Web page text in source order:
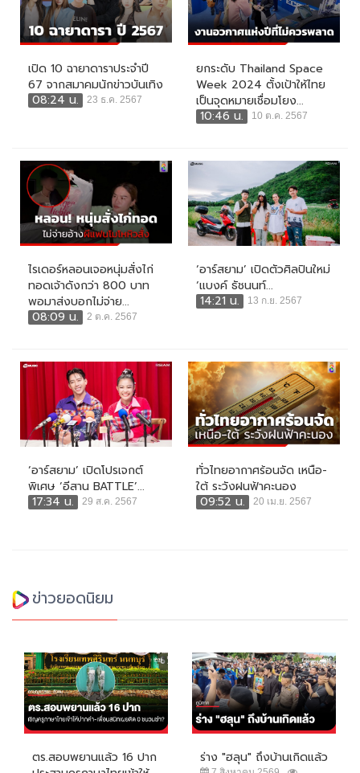
เปิด 10 ฉายาดาราประจำปี
67 จากสมาคมนักข่าวบันเทิง
08:24 น.
23 ธ.ค. 2567
ยกระดับ Thailand Space
Week 2024 ตั้งเป้าให้ไทย
เป็นจุดหมายเชื่อมโยง...
10:46 น.
10 ต.ค. 2567
ไรเดอร์หลอนเจอหนุ่มสั่งไก่
ทอดเจ้าดังกว่า 800 บาท
พอมาส่งบอกไม่จ่าย...
08:09 น.
2 ต.ค. 2567
‘อาร์สยาม’ เปิดตัวศิลปินใหม่
‘แบงค์ ธัชนนท์...
14:21 น.
13 ก.ย. 2567
‘อาร์สยาม’ เปิดโปรเจกต์
พิเศษ ‘อีสาน BATTLE’...
17:34 น.
29 ส.ค. 2567
ทั่วไทยอากาศร้อนจัด เหนือ-
ใต้ ระวังฝนฟ้าคะนอง
09:52 น.
20 เม.ย. 2567
ข่าวยอดนิยม
ตร.สอบพยานแล้ว 16 ปาก
ร่าง "ฮลุน" ถึงบ้านเกิดแล้ว